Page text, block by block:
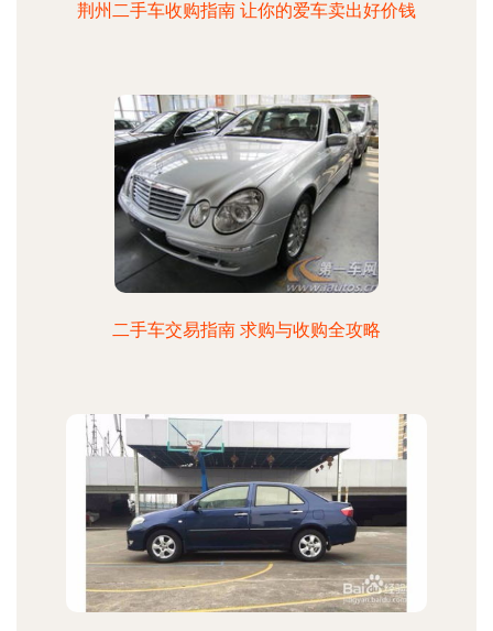
荆州二手车收购指南 让你的爱车卖出好价钱
二手车交易指南 求购与收购全攻略